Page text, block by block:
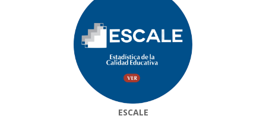
ESCALE